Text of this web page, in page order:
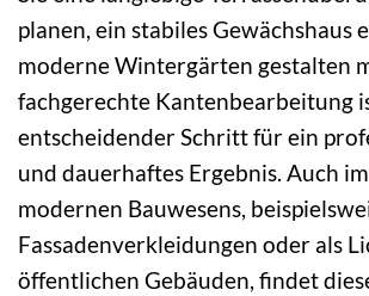
planen, ein stabiles Gewächshaus
moderne Wintergärten gestalten
fachgerechte Kantenbearbeitung
entscheidender Schritt für ein
und dauerhaftes Ergebnis. Auch
modernen Bauwesens,
Fassadenverkleidungen oder als
öffentlichen Gebäuden, findet